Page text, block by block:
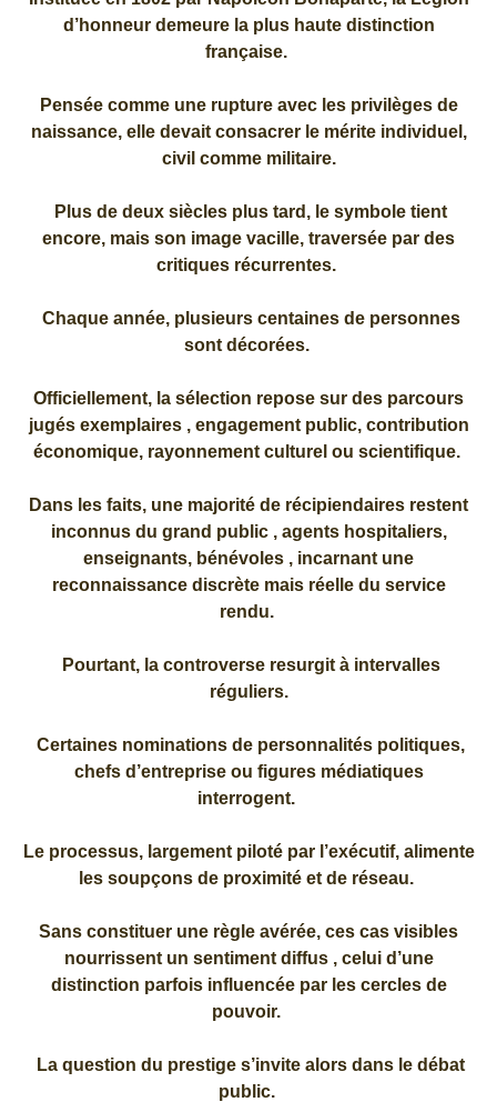
d’honneur demeure la plus haute distinction
française.
Pensée comme une rupture avec les privilèges de
naissance, elle devait consacrer le mérite individuel,
civil comme militaire.
Plus de deux siècles plus tard, le symbole tient
encore, mais son image vacille, traversée par des
critiques récurrentes.
Chaque année, plusieurs centaines de personnes
sont décorées.
Officiellement, la sélection repose sur des parcours
jugés exemplaires , engagement public, contribution
économique, rayonnement culturel ou scientifique.
Dans les faits, une majorité de récipiendaires restent
inconnus du grand public , agents hospitaliers,
enseignants, bénévoles , incarnant une
reconnaissance discrète mais réelle du service
rendu.
Pourtant, la controverse resurgit à intervalles
réguliers.
Certaines nominations de personnalités politiques,
chefs d’entreprise ou figures médiatiques
interrogent.
Le processus, largement piloté par l’exécutif, alimente
les soupçons de proximité et de réseau.
Sans constituer une règle avérée, ces cas visibles
nourrissent un sentiment diffus , celui d’une
distinction parfois influencée par les cercles de
pouvoir.
La question du prestige s’invite alors dans le débat
public.